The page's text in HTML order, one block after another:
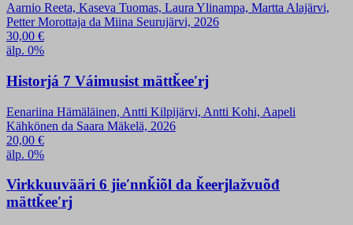
Aarnio Reeta, Kaseva Tuomas, Laura Ylinampa, Martta Alajärvi,
Petter Morottaja da Miina Seurujärvi, 2026
30,00 €
älp. 0%
Historjá 7 Váimusist mättǩeeʹrj
Eenariina Hämäläinen, Antti Kilpijärvi, Antti Kohi, Aapeli
Kähkönen da Saara Mäkelä, 2026
20,00 €
älp. 0%
Virkkuuvääri 6 jieʹnnǩiõl da ǩeerjlažvuõđ
mättǩeeʹrj